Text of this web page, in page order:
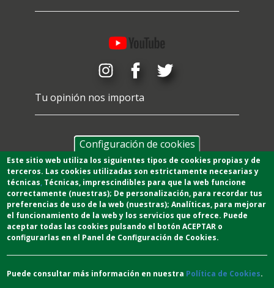
Tu opinión nos importa
Configuración de cookies
Este sitio web utiliza los siguientes tipos de cookies propias y de
terceros. Las cookies utilizadas son estrictamente necesarias y
técnicas, Técnicas, imprescindibles para que la web funcione
correctamente (nuestras); De personalización, para recordar tus
preferencias de uso de la web (nuestras);Analíticas, para mejorar
el funcionamiento de la web y los servicios que ofrece. Puede
aceptar todas las cookies pulsando el botón ACEPTAR o
configurarlas en el Panel de Configuración de Cookies.
Puede consultar más información en nuestra Política de Cookies.